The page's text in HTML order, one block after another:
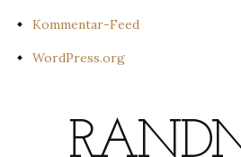
Kommentar-Feed
WordPress.org